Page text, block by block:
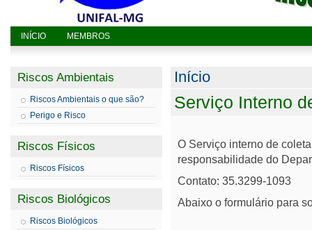
INÍCIO MEMBROS
Riscos Ambientais
Riscos Ambientais o que são?
Perigo e Risco
Riscos Físicos
Riscos Físicos
Riscos Biológicos
Riscos Biológicos
Você está
Início
Serviço Interno
O Serviço interno de
responsabilidade do
Contato: 35.3299-1093
Abaixo o formulário para